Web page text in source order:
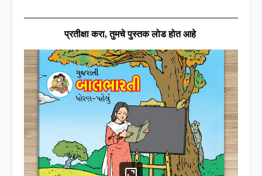
प्रतीक्षा करा,तुमचे पुस्तक लोड होत आहे